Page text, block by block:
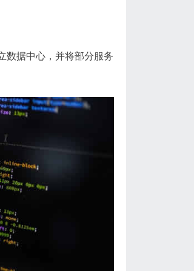
数据中心，并将部分服务